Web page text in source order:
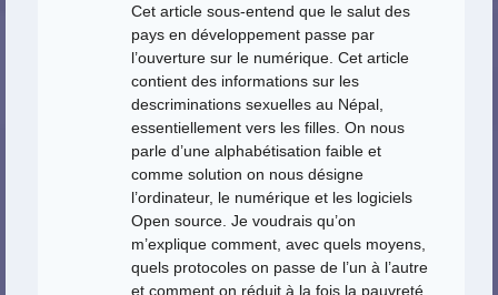
Cet article sous-entend que le salut des
pays en développement passe par
l’ouverture sur le numérique. Cet article
contient des informations sur les
descriminations sexuelles au Népal,
essentiellement vers les filles. On nous
parle d’une alphabétisation faible et
comme solution on nous désigne
l’ordinateur, le numérique et les logiciels
Open source. Je voudrais qu’on
m’explique comment, avec quels moyens,
quels protocoles on passe de l’un à l’autre
et comment on réduit à la fois la pauvreté